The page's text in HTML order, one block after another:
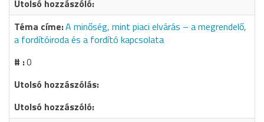
A minőség, mint piaci elvárás – a megrendelő,
a fordítóiroda és a fordító kapcsolata
0